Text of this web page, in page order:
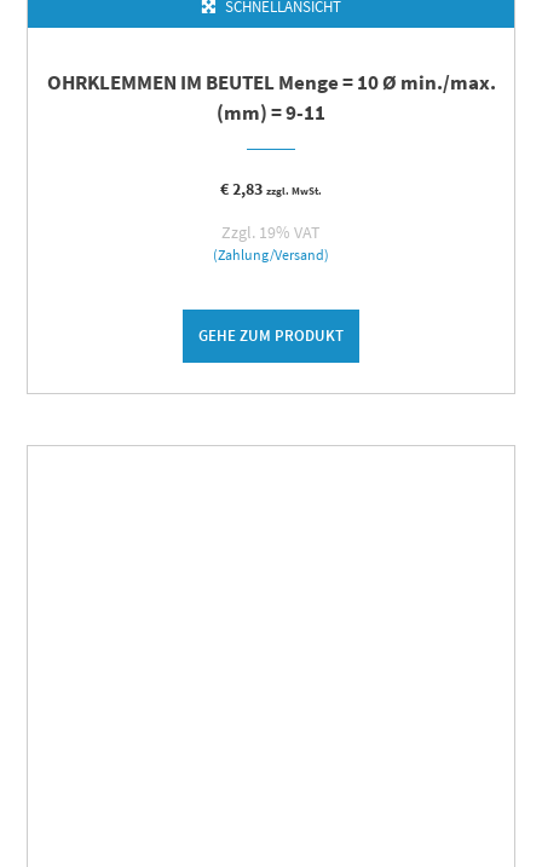
SCHNELLANSICHT
OHRKLEMMEN IM BEUTEL Menge = 10 Ø min./max.
(mm) = 9-11
€2,83 zzgl. MwSt.
Zzgl. 19% VAT
(Zahlung/Versand)
GEHE ZUM PRODUKT